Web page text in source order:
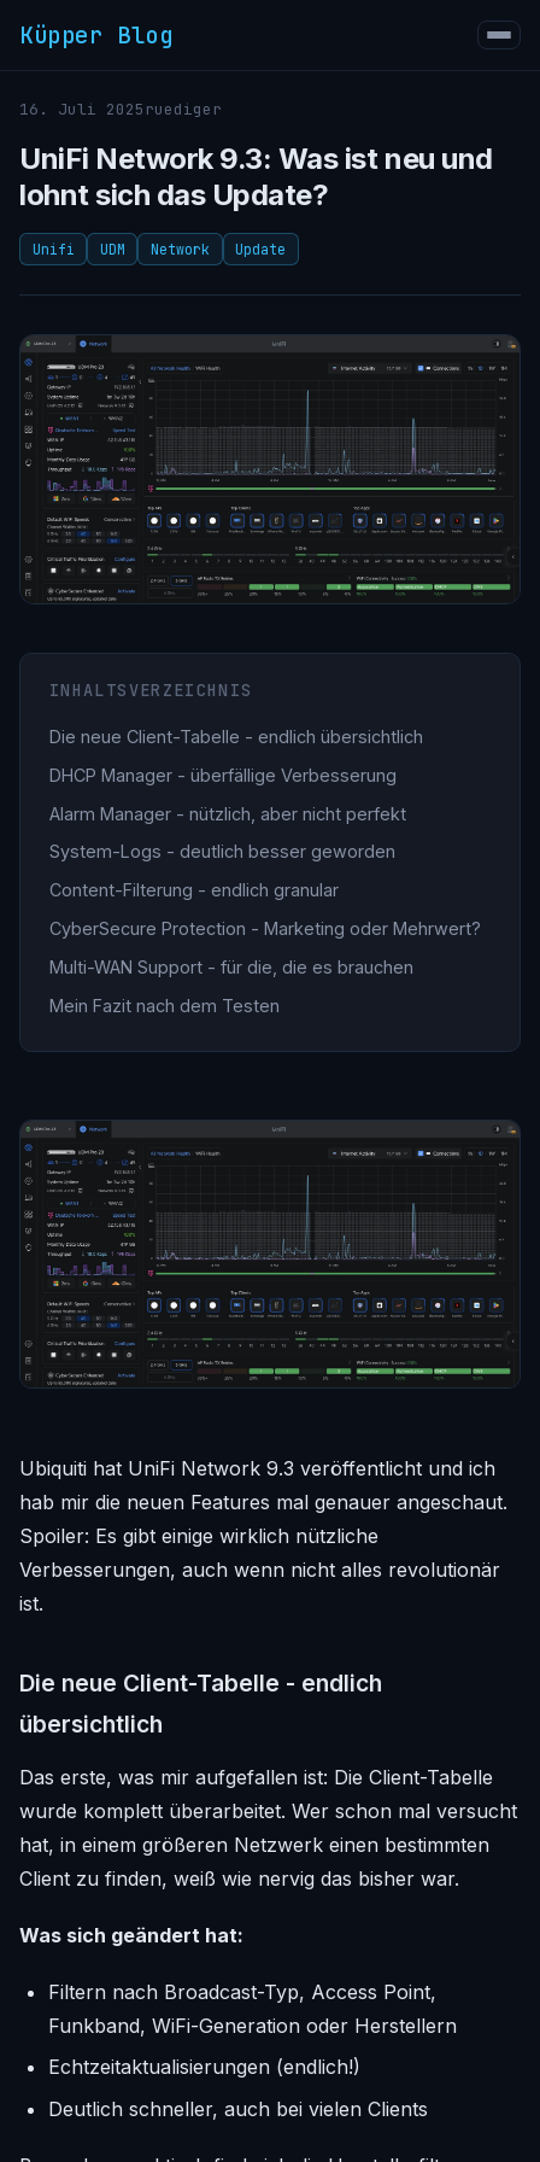
Küpper Blog
16. Juli 2025 ruediger
UniFi Network 9.3: Was ist neu und
lohnt sich das Update?
Unifi UDM Network Update
INHALTSVERZEICHNIS
Die neue Client-Tabelle - endlich übersichtlich
DHCP Manager - überfällige Verbesserung
Alarm Manager - nützlich, aber nicht perfekt
System-Logs - deutlich besser geworden
Content-Filterung - endlich granular
CyberSecure Protection - Marketing oder Mehrwert?
Multi-WAN Support - für die, die es brauchen
Mein Fazit nach dem Testen
Ubiquiti hat UniFi Network 9.3 veröffentlicht und ich
hab mir die neuen Features mal genauer angeschaut.
Spoiler: Es gibt einige wirklich nützliche
Verbesserungen, auch wenn nicht alles revolutionär
ist.
Die neue Client-Tabelle - endlich
übersichtlich
Das erste, was mir aufgefallen ist: Die Client-Tabelle
wurde komplett überarbeitet. Wer schon mal versucht
hat, in einem größeren Netzwerk einen bestimmten
Client zu finden, weiß wie nervig das bisher war.
Was sich geändert hat:
Filtern nach Broadcast-Typ, Access Point,
Funkband, WiFi-Generation oder Herstellern
Echtzeitaktualisierungen (endlich!)
Deutlich schneller, auch bei vielen Clients